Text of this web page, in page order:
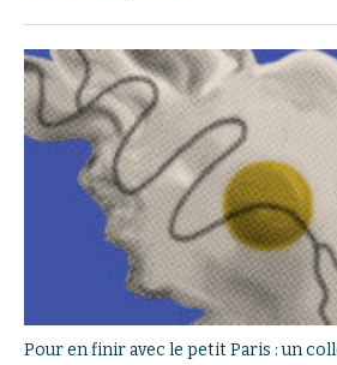
Pour en finir avec le petit Paris : un